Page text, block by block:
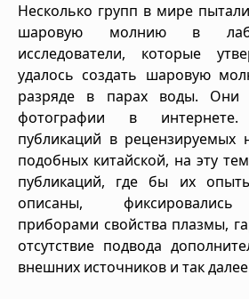
Несколько групп в мире
шаровую молнию в
исследователи, которые
удалось создать шаровую
разряде в парах воды. Они
фотографии в
публикаций в рецензируемых
подобных китайской, на эту
публикаций, где бы их
описаны,
приборами свойства плазмы,
отсутствие подвода
внешних источников и так